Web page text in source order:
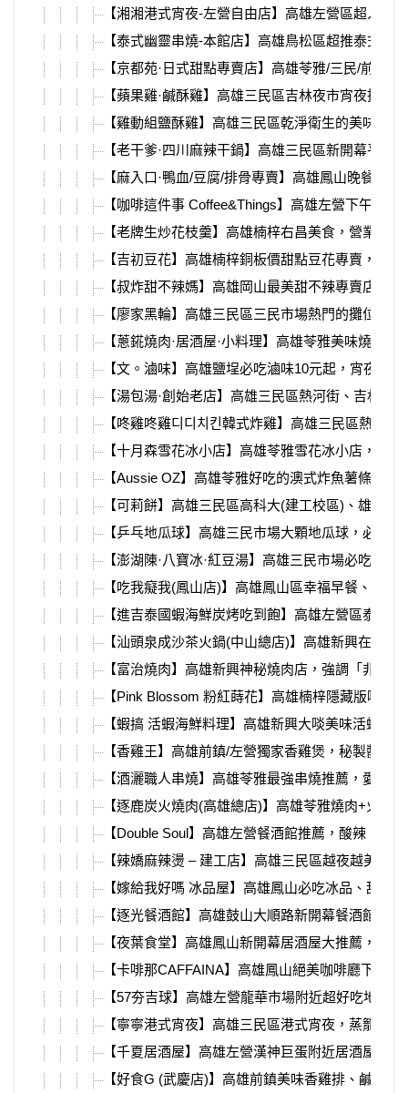
【湘湘港式宵夜-左營自由店】高雄左營區超人
【泰式幽靈串燒-本館店】高雄鳥松區超推泰式
【京都苑·日式甜點專賣店】高雄苓雅/三民/前鎮
【蘋果雞·鹹酥雞】高雄三民區吉林夜市宵夜推
【雞動組鹽酥雞】高雄三民區乾淨衛生的美味鹽
【老干爹·四川麻辣干鍋】高雄三民區新開幕平
【麻入口·鴨血/豆腐/排骨專賣】高雄鳳山晚餐、
【咖啡這件事 Coffee&Things】高雄左營下午到
【老牌生炒花枝羹】高雄楠梓右昌美食，營業到
【吉初豆花】高雄楠梓銅板價甜點豆花專賣，抹
【叔炸甜不辣媽】高雄岡山最美甜不辣專賣店，
【廖家黑輪】高雄三民區三民市場熱門的攤位之
【蔥錵燒肉·居酒屋·小料理】高雄苓雅美味燒肉
【文。滷味】高雄鹽埕必吃滷味10元起，宵夜時
【湯包湯·創始老店】高雄三民區熱河街、吉林
【咚雞咚雞디디치킨韓式炸雞】高雄三民區熱河
【十月森雪花冰小店】高雄苓雅雪花冰小店，就
【Aussie OZ】高雄苓雅好吃的澳式炸魚薯條，
【可莉餅】高雄三民區高科大(建工校區)、雄工
【乒乓地瓜球】高雄三民市場大顆地瓜球，必吃
【澎湖陳·八寶冰·紅豆湯】高雄三民市場必吃銅
【吃我癡我(鳳山店)】高雄鳳山區幸福早餐、宵
【進吉泰國蝦海鮮炭烤吃到飽】高雄左營區泰國
【汕頭泉成沙茶火鍋(中山總店)】高雄新興在地
【富治燒肉】高雄新興神秘燒肉店，強調「非
【Pink Blossom 粉紅蒔花】高雄楠梓隱藏版咖
【蝦搞 活蝦海鮮料理】高雄新興大啖美味活蝦料
【香雞王】高雄前鎮/左營獨家香雞煲，秘製醬料
【酒灑職人串燒】高雄苓雅最強串燒推薦，愛吃
【逐鹿炭火燒肉(高雄總店)】高雄苓雅燒肉+火鍋
【Double Soul】高雄左營餐酒館推薦，酸辣「
【辣嬌麻辣燙 – 建工店】高雄三民區越夜越美麗
【嫁給我好嗎 冰品屋】高雄鳳山必吃冰品、甜點
【逐光餐酒館】高雄鼓山大順路新開幕餐酒館，
【夜葉食堂】高雄鳳山新開幕居酒屋大推薦，美
【卡啡那CAFFAINA】高雄鳳山絕美咖啡廳下午
【57夯吉球】高雄左營龍華市場附近超好吃地瓜
【寧寧港式宵夜】高雄三民區港式宵夜，蒸籠點
【千夏居酒屋】高雄左營漢神巨蛋附近居酒屋，
【好食G (武慶店)】高雄前鎮美味香雞排、鹹酥